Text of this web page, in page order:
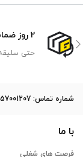
2 روز ضمانت تعویض
حتی
ﺷﻤﺎره ﺗﻤﺎس: 09157001207
با ما
فرصت های شغلی